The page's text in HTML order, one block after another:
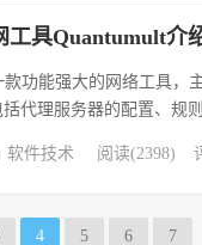
工具Quantumult介
款功能强大的网络工具
括代理服务器的配置、规
软件技术 阅读(2398)
4 5 6 7